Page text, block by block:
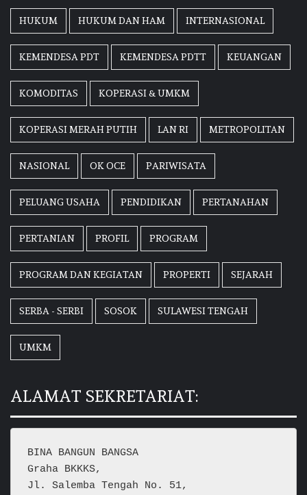
HUKUM HUKUM DAN HAM INTERNASIONAL
KEMENDESA PDT KEMENDESA PDTT KEUANGAN
KOMODITAS KOPERASI & UMKM
KOPERASI MERAH PUTIH LAN RI METROPOLITAN
NASIONAL OK OCE PARIWISATA
PELUANG USAHA PENDIDIKAN PERTANAHAN
PERTANIAN PROFIL PROGRAM
PROGRAM DAN KEGIATAN PROPERTI SEJARAH
SERBA - SERBI SOSOK SULAWESI TENGAH
UMKM
ALAMAT SEKRETARIAT:
BINA BANGUN BANGSA
Graha BKKKS,
Jl. Salemba Tengah No. 51,